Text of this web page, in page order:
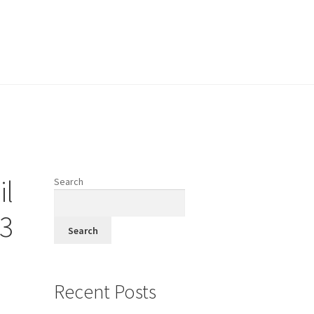
Search
Search
Recent Posts